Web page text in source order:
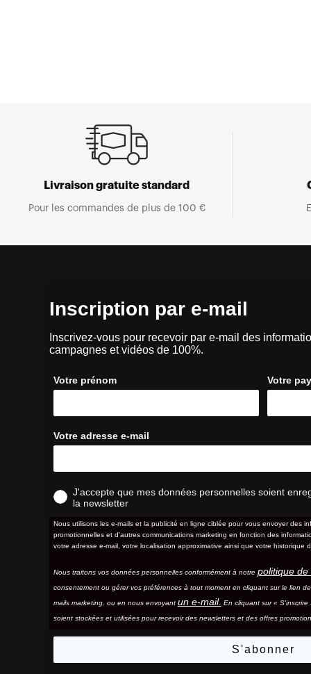
Livraison gratuite standard
Pour les commandes de plus de 100 €
Inscription par e-mail
Inscrivez-vous pour recevoir par e-mail des
campagnes et vidéos de 100%.
Votre prénom Votre
Votre adresse e-mail
J'accepte que mes données personnelles soient
la newsletter
Nous utilisons les e-mails et la publicité en ligne ciblée pour vous envoyer des
promotionnelles et d'autres communications marketing en fonction des
votre adresse e-mail, votre localisation approximative ainsi que votre historique
Nous traitons vos données personnelles conformément à notre politique de
consentement ou gérer vos préférences à tout moment en cliquant sur le lien
mails marketing, ou en nous envoyant un e-mail. En cliquant sur «
soient stockées et utilisées pour recevoir des newsletters et des offres
S'abonner